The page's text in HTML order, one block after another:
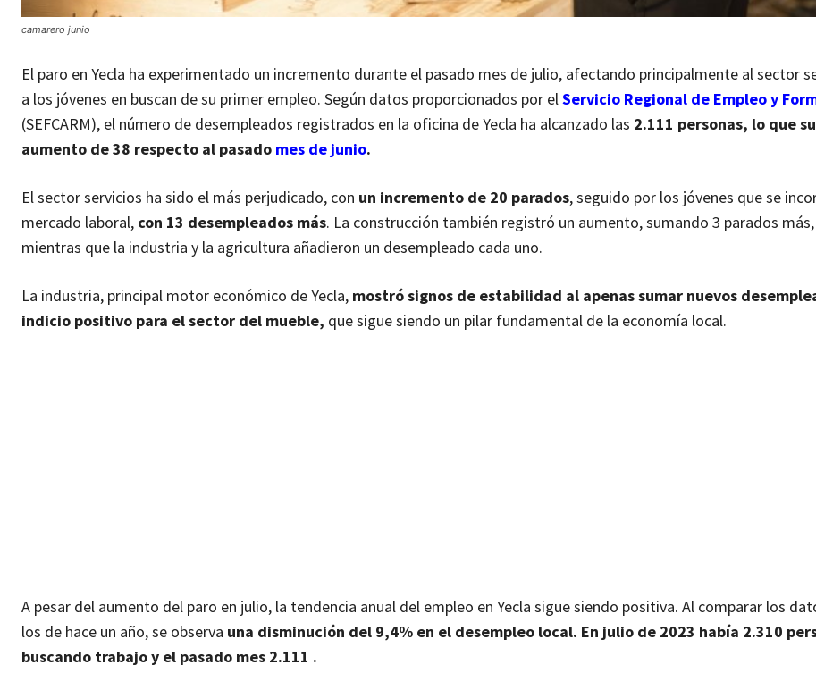
camarero junio
El paro en Yecla ha experimentado un incremento durante el pasado mes de julio, afectando principalmente al sector
a los jóvenes en buscan de su primer empleo. Según datos proporcionados por elServicio Regional de Empleo y
(SEFCARM), el número de desempleados registrados en la oficina de Yecla ha alcanzado las 2.111 personas, lo que
aumento de 38 respecto al pasado mes de junio.
El sector servicios ha sido el más perjudicado, con un incremento de 20 parados, seguido por los jóvenes que se
mercado laboral, con 13 desempleados más. La construcción también registró un aumento, sumando 3 parados más,
mientras que la industria y la agricultura añadieron un desempleado cada uno.
La industria, principal motor económico de Yecla, mostró signos de estabilidad al apenas sumar nuevos
indicio positivo para el sector del mueble, que sigue siendo un pilar fundamental de la economía local.
A pesar del aumento del paro en julio, la tendencia anual del empleo en Yecla sigue siendo positiva. Al comparar los
los de hace un año, se observa una disminución del 9,4% en el desempleo local. En julio de 2023 había 2.310
buscando trabajo y el pasado mes 2.111 .